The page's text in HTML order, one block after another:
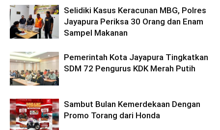
Selidiki Kasus Keracunan MBG, Polres
Jayapura Periksa 30 Orang dan Enam
Sampel Makanan
Pemerintah Kota Jayapura Tingkatkan
SDM 72 Pengurus KDK Merah Putih
Sambut Bulan Kemerdekaan Dengan
Promo Torang dari Honda